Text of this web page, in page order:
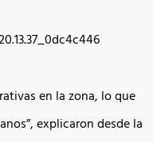
en la zona, lo que
explicaron desde la